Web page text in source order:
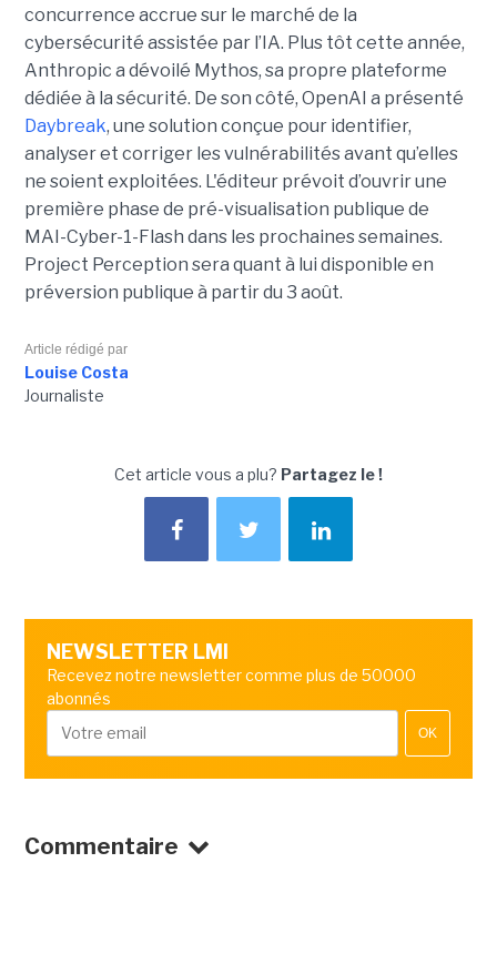
concurrence accrue sur le marché de la
cybersécurité assistée par l’IA. Plus tôt cette année,
Anthropic a dévoilé Mythos, sa propre plateforme
dédiée à la sécurité. De son côté, OpenAI a présenté
Daybreak, une solution conçue pour identifier,
analyser et corriger les vulnérabilités avant qu’elles
ne soient exploitées. L'éditeur prévoit d’ouvrir une
première phase de pré-visualisation publique de
MAI-Cyber-1-Flash dans les prochaines semaines.
Project Perception sera quant à lui disponible en
préversion publique à partir du 3 août.
Article rédigé par
Louise Costa
Journaliste
Cet article vous a plu? Partagez le !
NEWSLETTER LMI
Recevez notre newsletter comme plus de 50000
abonnés
OK
Commentaire